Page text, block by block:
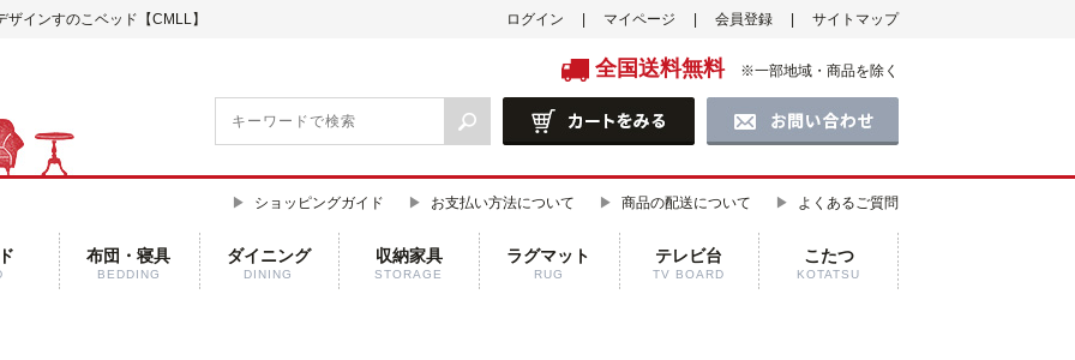
インすのこベッド【CMLL】 ログイン マイページ 会員登録 サイトマップ
全国送料無料 ※一部地域・商品を除く
ショッピングガイド お支払い方法について 商品の配送について よくあるご質問
布団・寝具
BEDDING
ダイニング
DINING
収納家具
STORAGE
ラグマット
RUG
テレビ台
TV BOARD
こたつ
KOTATSU